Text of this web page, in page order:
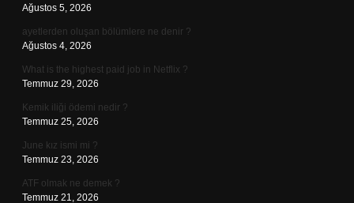
Ağustos 5, 2026
ayetlerden oluşan bölümlere ne denir ?
Ağustos 4, 2026
What is the highest paid job in Netflix ?
Temmuz 29, 2026
Kemik iliği ödemi nedir ?
Temmuz 25, 2026
June kız ismi mi ?
Temmuz 23, 2026
ATF olmak ne demek ?
Temmuz 21, 2026